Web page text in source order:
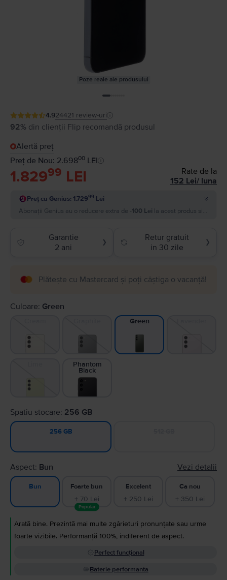
Poze reale ale produsului
4.924421 review-uri
92% din clienții Flip recomandă produsul
Alertă preț
Preț de Nou: 2.69800 LEI
1.82999 LEI
Rate de la
152 Lei/ luna
Preț cu Genius: 1.72999 Lei
Abonații Genius au o reducere extra de
-100 Lei la acest produs si plătesc
Garantie
2 ani
❯
Retur gratuit
in 30 zile
❯
Plătește cu Mastercard și poți câștiga o vacanță!
Culoare: Green
Green
Phantom
Black
Spatiu stocare: 256 GB
256 GB
Aspect: Bun Vezi detalii
Bun Foarte bun
+ 70 Lei
Popular
Excelent
+ 250 Lei
Ca nou
+ 350 Lei
Arată bine. Prezintă mai multe zgârieturi pronunțate sau urme
foarte vizibile. Performanță 100%, indiferent de aspect.
Perfect funcțional
Baterie performanta